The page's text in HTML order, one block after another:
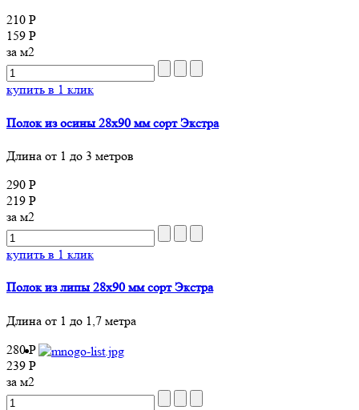
210 Р
159 Р
за м2
купить в 1 клик
Полок из осины 28х90 мм сорт Экстра
Длина от 1 до 3 метров
290 Р
219 Р
за м2
купить в 1 клик
Полок из липы 28х90 мм сорт Экстра
Длина от 1 до 1,7 метра
280 Р
239 Р
за м2